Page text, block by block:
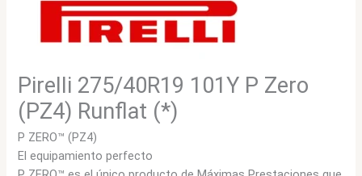
Pirelli 275/40R19 101Y P Zero
(PZ4) Runflat (*)
P ZERO™ (PZ4)
El equipamiento perfecto